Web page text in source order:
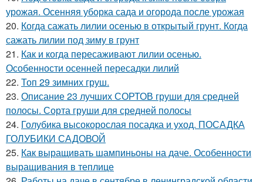
урожая. Осенняя уборка сада и огорода после урожая
20. Когда сажать лилии осенью в открытый грунт. Когда
сажать лилии под зиму в грунт
21. Как и когда пересаживают лилии осенью.
Особенности осенней пересадки лилий
22. Топ 29 зимних груш.
23. Описание 23 лучших СОРТОВ груши для средней
полосы. Сорта груши для средней полосы
24. Голубика высокорослая посадка и уход. ПОСАДКА
ГОЛУБИКИ САДОВОЙ
25. Как выращивать шампиньоны на даче. Особенности
выращивания в теплице